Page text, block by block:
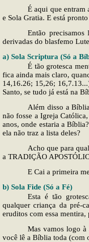
É aqui que entram
e Sola Gratia. E está
Então precisamos
derivadas do blasfemo
a) Sola Scriptura (Só a
É tão grotesca
fica ainda mais claro,
14,16.26; 15,26;
Santo, se tudo já está na
Além disso a
não fosse a Igreja
anos, onde estaria a
ela não traz a lista deles?
Acho que para
a TRADIÇÃO
E Cai a primeira
b) Sola Fide (Só a Fé)
Esta é tão
qualquer criança da pré-
eruditos com essa
Mas vamos logo à
você lê a Bíblia toda (com